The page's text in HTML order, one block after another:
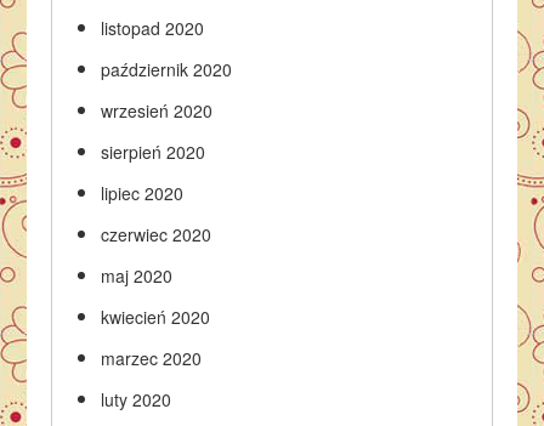
listopad 2020
październik 2020
wrzesień 2020
sierpień 2020
lipiec 2020
czerwiec 2020
maj 2020
kwiecień 2020
marzec 2020
luty 2020